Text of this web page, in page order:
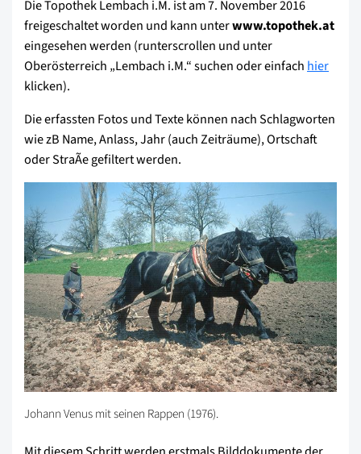
Die Topothek Lembach i.M. ist am 7. November 2016
freigeschaltet worden und kann unterwww.topothek.at
eingesehen werden (runterscrollen und unter
Oberösterreich „Lembach i.M.“ suchen oder einfach hier
klicken).
Die erfassten Fotos und Texte können nach Schlagworten
wie zB Name, Anlass, Jahr (auch Zeiträume), Ortschaft
oder StraÃe gefiltert werden.
Johann Venus mit seinen Rappen (1976).